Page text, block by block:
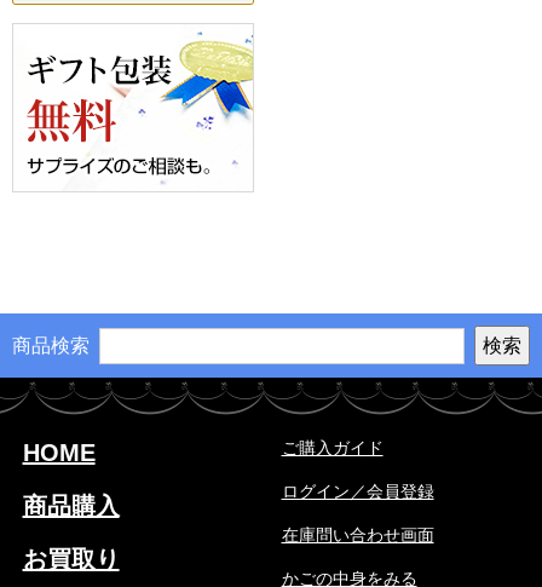
商品検索
HOME
商品購入
お買取り
ご購入ガイド
ログイン／会員登録
在庫問い合わせ画面
かごの中身をみる